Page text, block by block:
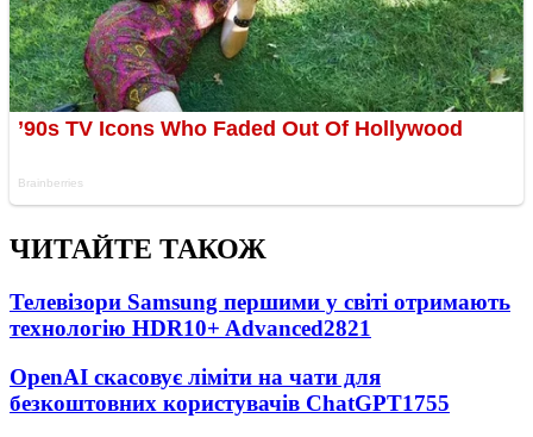
ЧИТАЙТЕ ТАКОЖ
Телевізори Samsung першими у світі отримають
технологію HDR10+ Advanced2821
OpenAI скасовує ліміти на чати для
безкоштовних користувачів ChatGPT1755